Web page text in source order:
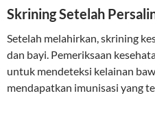
Skrining Setelah
Setelah melahirkan, skrining
dan bayi. Pemeriksaan
untuk mendeteksi kelainan
mendapatkan imunisasi yang